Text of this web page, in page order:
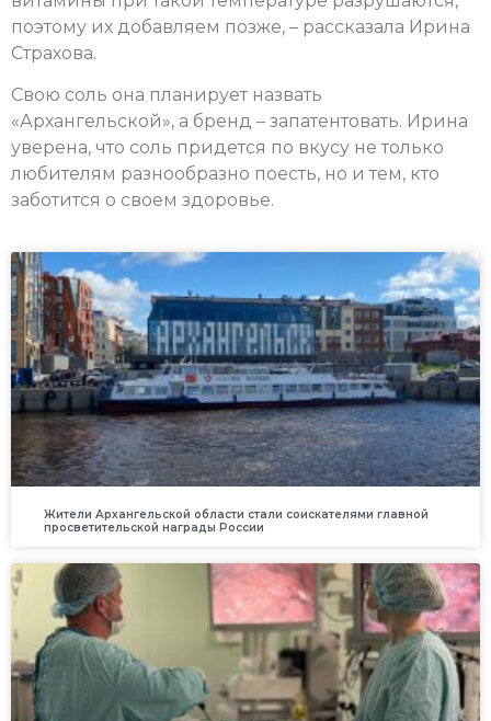
поэтому их добавляем позже, – рассказала Ирина
Страхова.
Свою соль она планирует назвать
«Архангельской», а бренд – запатентовать. Ирина
уверена, что соль придется по вкусу не только
любителям разнообразно поесть, но и тем, кто
заботится о своем здоровье.
Жители Архангельской области стали соискателями главной
просветительской награды России